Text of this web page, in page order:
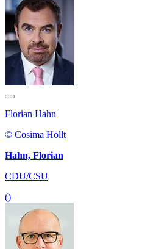
Florian Hahn
© Cosima Höllt
Hahn, Florian
CDU/CSU
()